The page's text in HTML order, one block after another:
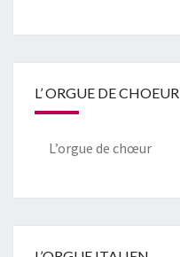
L’ ORGUE DE CHOEUR
L’orgue de chœur